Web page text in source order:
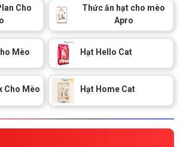
Thông tin về chó
Thông tin về mèo
Chính sách vận chuyển
hành Chính sách bảo mật
Cho
Thức ăn hạt cho mèo
Apro
Mèo Hạt Hello Cat
Cho Mèo Hạt Home Cat